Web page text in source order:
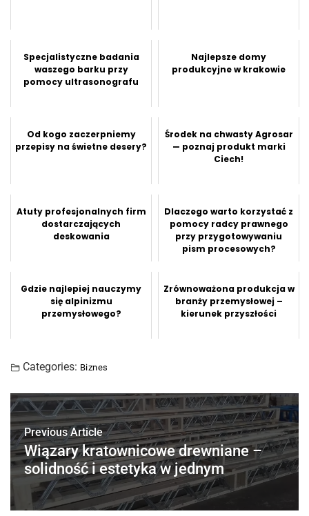
Specjalistyczne badania
waszego barku przy
pomocy ultrasonografu
Najlepsze domy
produkcyjne w krakowie
Od kogo zaczerpniemy
przepisy na świetne desery?
Środek na chwasty Agrosar
— poznaj produkt marki
Ciech!
Atuty profesjonalnych firm
dostarczających
deskowania
Dlaczego warto korzystać z
pomocy radcy prawnego
przy przygotowywaniu
pism procesowych?
Gdzie najlepiej nauczymy
się alpinizmu
przemysłowego?
Zrównoważona produkcja w
branży przemysłowej –
kierunek przyszłości
Categories: Biznes
Previous Article
Wiązary kratownicowe drewniane –
solidność i estetyka w jednym